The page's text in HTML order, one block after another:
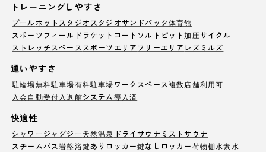
トレーニングしやすさ
プールホットスタジオ スタジオサンドバック体育館
スポーツフィールド ラケットコート ソルトピット加圧サイクル
ストレッチスペース スポーツエリア フリーエリア レズミルズ
通いやすさ
駐輪場無料駐車場有料駐車場ワークスペース複数店舗利用可
入会自動受付 入退館システム導入済
快適性
シャワージャグジー天然温泉 ドライサウナ ミストサウナ
スチームバス岩盤浴鍵ありロッカー鍵なしロッカー荷物棚水素水